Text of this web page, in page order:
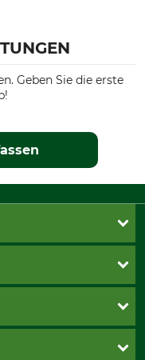
Geben Sie die erste